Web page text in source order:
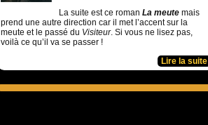
La suite est ce roman La meute mais
prend une autre direction car il met l’accent sur la
meute et le passé du Visiteur. Si vous ne lisez pas,
voilà ce qu’il va se passer !
Lire la suite